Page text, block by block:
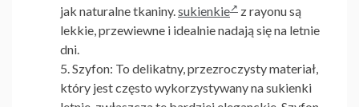
jak naturalne tkaniny.sukienkie
z rayonu są
lekkie, przewiewne i idealnie nadają się na letnie
dni.
Szyfon: To delikatny, przezroczysty materiał,
który jest często wykorzystywany nasukienki